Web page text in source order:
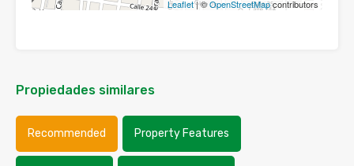
Leaflet| ©OpenStreetMapcontributors
Propiedades similares
Recommended Property Features